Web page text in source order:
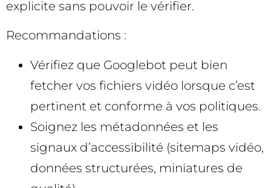
explicite sans pouvoir le vérifier.
Recommandations :
Vérifiez que Googlebot peut bien
fetcher vos fichiers vidéo lorsque c’est
pertinent et conforme à vos politiques.
Soignez les métadonnées et les
signaux d’accessibilité (sitemaps vidéo,
données structurées, miniatures de